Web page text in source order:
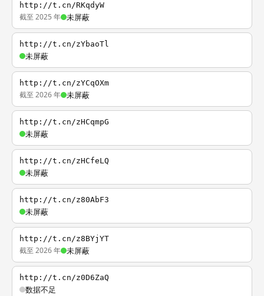
http://t.cn/RKqdyW
截至 2025 年 未屏蔽
http://t.cn/zYbaoTl
未屏蔽
http://t.cn/zYCqOXm
截至 2026 年 未屏蔽
http://t.cn/zHCqmpG
未屏蔽
http://t.cn/zHCfeLQ
未屏蔽
http://t.cn/z80AbF3
未屏蔽
http://t.cn/z8BYjYT
截至 2026 年 未屏蔽
http://t.cn/z0D6ZaQ
数据不足